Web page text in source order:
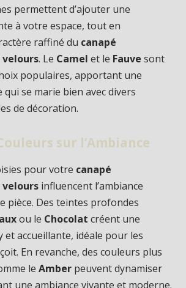
permettent d’ajouter une
à votre espace, tout en
raffiné du canapé
. Le Camel et le Fauve sont
populaires, apportant une
se marie bien avec divers
de décoration.
sur l’Ambiance
pour votre canapé
influencent l’ambiance
pièce. Des teintes profondes
ou le Chocolat créent une
et accueillante, idéale pour les
En revanche, des couleurs plus
le Amber peuvent dynamiser
une ambiance vivante et moderne.